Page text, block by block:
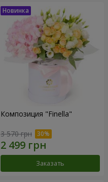
Композиция "Finella"
3 570 грн
Заказать